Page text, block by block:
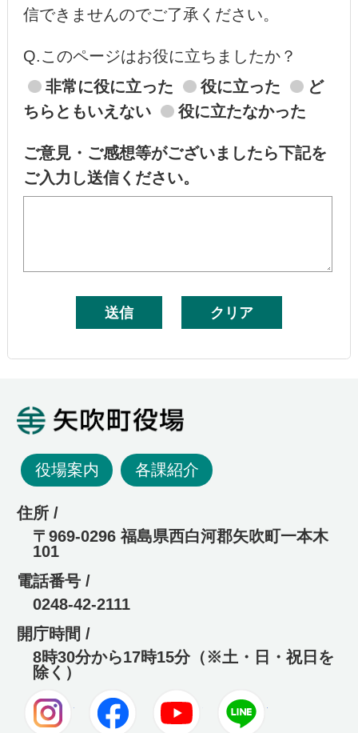
信できませんのでご了承ください。
Q.このページはお役に立ちましたか？
非常に役に立った
役に立った
ど
ちらともいえない
役に立たなかった
ご意見・ご感想等がございましたら下記を
ご入力し送信ください。
役場案内 各課紹介
住所 /
〒969-0296 福島県西白河郡矢吹町一本木
101
電話番号 /
0248-42-2111
開庁時間 /
8時30分から17時15分（※土・日・祝日を
除く）
Instagram Facebook Youtube